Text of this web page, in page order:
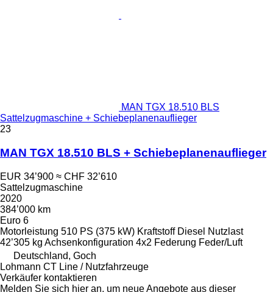
MAN TGX 18.510 BLS
Sattelzugmaschine + Schiebeplanenauflieger
23
MAN TGX 18.510 BLS + Schiebeplanenauflieger
EUR 34’900 ≈ CHF 32’610
Sattelzugmaschine
2020
384’000 km
Euro 6
Motorleistung 510 PS (375 kW) Kraftstoff Diesel Nutzlast
42’305 kg Achsenkonfiguration 4x2 Federung Feder/Luft
Deutschland, Goch
Lohmann CT Line / Nutzfahrzeuge
Verkäufer kontaktieren
Melden Sie sich hier an, um neue Angebote aus dieser